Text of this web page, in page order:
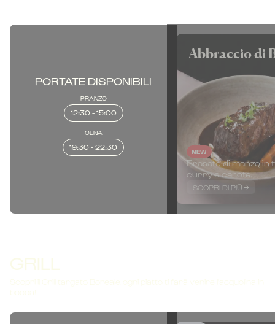
PORTATE DISPONIBILI
PRANZO
12:30 - 15:00
CENA
19:30 - 22:30
Abbraccio di
NEW
Brasato di manzo in
curry e carote.
SCOPRI DI PIÙ
GRILL